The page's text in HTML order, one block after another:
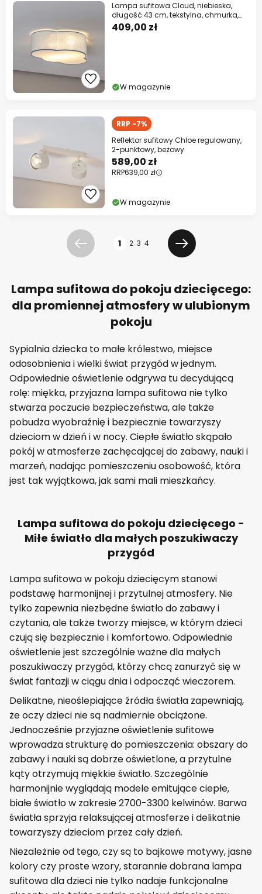
Lampa sufitowa Cloud, niebieska,
długość 43 cm, tekstylna, chmurka,
E27
409,00 zł
W magazynie
RRP -7%
Reflektor sufitowy Chloe regulowany,
2-punktowy, beżowy
589,00 zł
RRP639,00 zł
W magazynie
Poprzednia 1 2 3 4
Dalej
Lampa sufitowa do pokoju dziecięcego:
dla promiennej atmosfery w ulubionym
pokoju
Sypialnia dziecka to małe królestwo, miejsce
odosobnienia i wielki świat przygód w jednym.
Odpowiednie oświetlenie odgrywa tu decydującą
rolę: miękka, przyjazna lampa sufitowa nie tylko
stwarza poczucie bezpieczeństwa, ale także
pobudza wyobraźnię i bezpiecznie towarzyszy
dzieciom w dzień i w nocy. Ciepłe światło skąpało
pokój w atmosferze zachęcającej do zabawy, nauki i
marzeń, nadając pomieszczeniu osobowość, która
jest tak wyjątkowa, jak sami mali mieszkańcy.
Lampa sufitowa do pokoju dziecięcego -
Miłe światło dla małych poszukiwaczy
przygód
Lampa sufitowa w pokoju dziecięcym stanowi
podstawę harmonijnej i przytulnej atmosfery. Nie
tylko zapewnia niezbędne światło do zabawy i
czytania, ale także tworzy miejsce, w którym dzieci
czują się bezpiecznie i komfortowo. Odpowiednie
oświetlenie jest szczególnie ważne dla małych
poszukiwaczy przygód, którzy chcą zanurzyć się w
świat fantazji w ciągu dnia i odpocząć wieczorem.
Delikatne, nieoślepiające źródła światła zapewniają,
że oczy dzieci nie są nadmiernie obciążone.
Jednocześnie przyjazne oświetlenie sufitowe
wprowadza strukturę do pomieszczenia: obszary do
zabawy i nauki są dobrze oświetlone, a przytulne
kąty otrzymują miękkie światło. Szczególnie
harmonijnie wyglądają modele emitujące ciepłe,
białe światło w zakresie 2700-3300 kelwinów. Barwa
światła sprzyja relaksującej atmosferze i delikatnie
towarzyszy dzieciom przez cały dzień.
Niezależnie od tego, czy są to bajkowe motywy, jasne
kolory czy proste wzory, starannie dobrana lampa
sufitowa dla dzieci nie tylko nadaje funkcjonalne